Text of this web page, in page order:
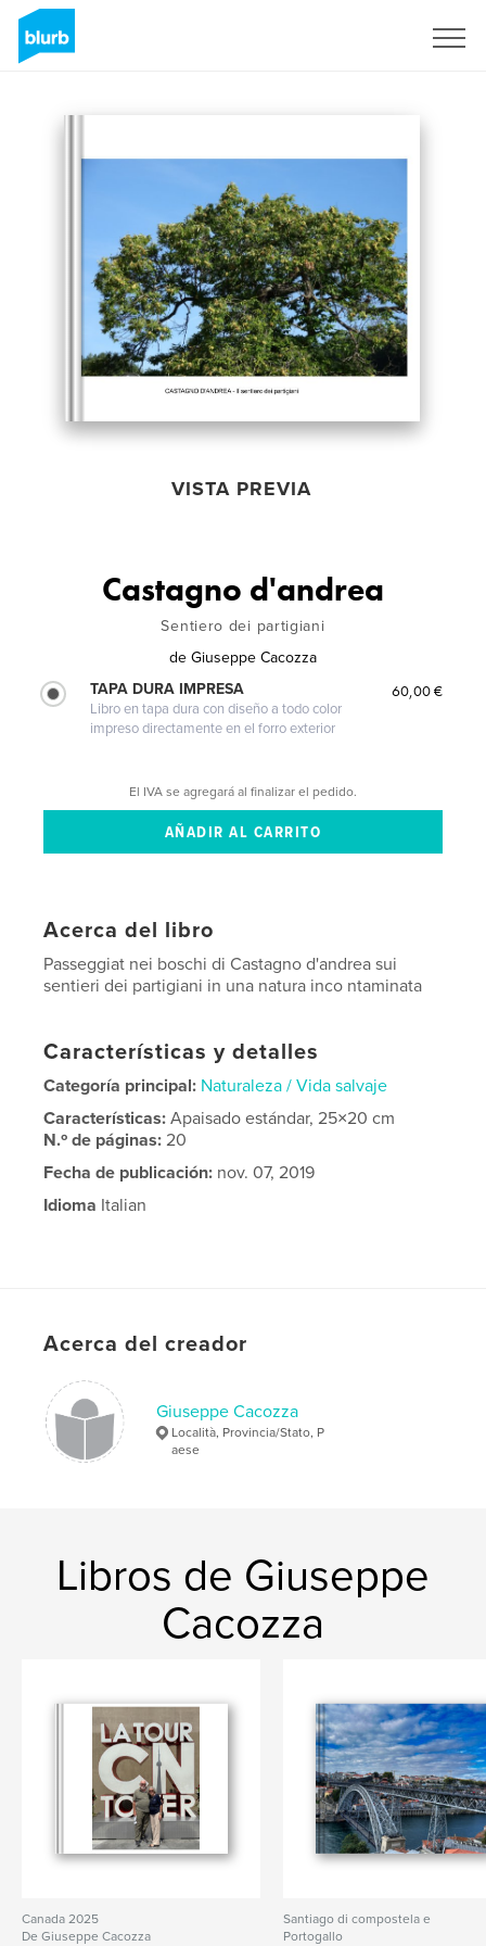
VISTA PREVIA
Castagno d'andrea
Sentiero dei partigiani
de Giuseppe Cacozza
TAPA DURA IMPRESA
Libro en tapa dura con diseño a todo color
impreso directamente en el forro exterior
60,00 €
El IVA se agregará al finalizar el pedido.
Acerca del libro
Passeggiat nei boschi di Castagno d'andrea sui
sentieri dei partigiani in una natura inco ntaminata
Características y detalles
Categoría principal: Naturaleza / Vida salvaje
Características:Apaisado estándar, 25×20 cm
N.º de páginas:20
Fecha de publicación: nov. 07, 2019
Idioma Italian
Acerca del creador
Giuseppe Cacozza
Località, Provincia/Stato, P
aese
Libros de Giuseppe
Cacozza
Canada 2025
De Giuseppe Cacozza
Santiago di compostela e
Portogallo